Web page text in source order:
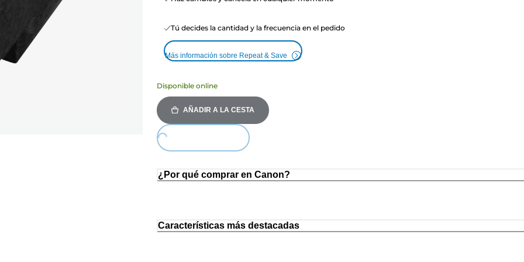
Tú decides la cantidad y la frecuencia en el pedido
Más información sobre Repeat & Save
Disponible online
AÑADIR A LA CESTA
Loading...
¿Por qué comprar en Canon?
Características más destacadas